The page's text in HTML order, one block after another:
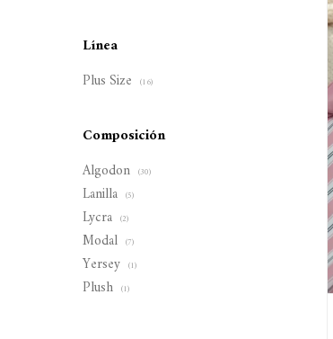
Línea
Plus Size (16)
Composición
Algodon (30)
Lanilla (5)
Lycra (2)
Modal (7)
Yersey (1)
Plush (1)